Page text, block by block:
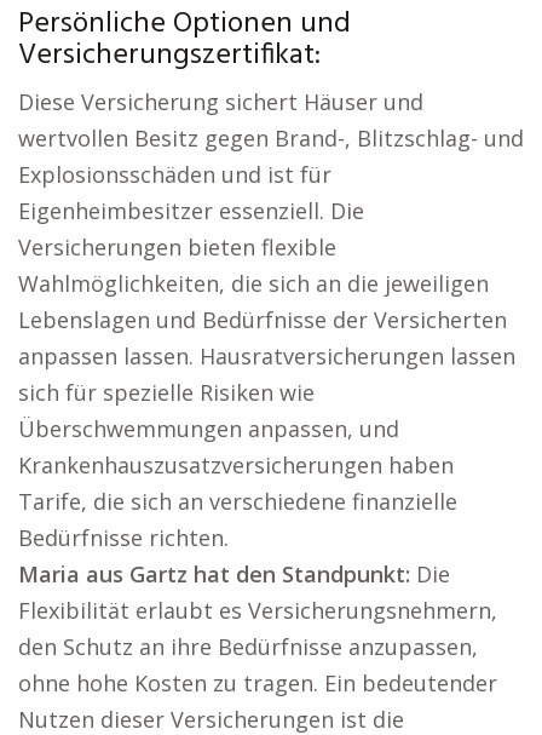
Persönliche Optionen und
Versicherungszertifikat:
Diese Versicherung sichert Häuser und
wertvollen Besitz gegen Brand-, Blitzschlag- und
Explosionsschäden und ist für
Eigenheimbesitzer essenziell. Die
Versicherungen bieten flexible
Wahlmöglichkeiten, die sich an die jeweiligen
Lebenslagen und Bedürfnisse der Versicherten
anpassen lassen. Hausratversicherungen lassen
sich für spezielle Risiken wie
Überschwemmungen anpassen, und
Krankenhauszusatzversicherungen haben
Tarife, die sich an verschiedene finanzielle
Bedürfnisse richten.
Maria aus Gartz hat den Standpunkt: Die
Flexibilität erlaubt es Versicherungsnehmern,
den Schutz an ihre Bedürfnisse anzupassen,
ohne hohe Kosten zu tragen. Ein bedeutender
Nutzen dieser Versicherungen ist die